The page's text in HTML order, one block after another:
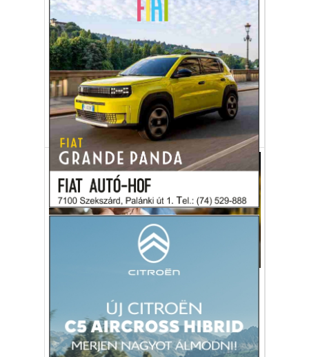
A Škoda bemutatta az Enyaq
iV kupéváltozatát, és az első
elektromos sportmodelljét
Kupéval és sportverzióval bővül a Škoda
villanyautó-kínálata.
Enyaq Coupé iV sportváltozat
kockázat nélkül
Ne azt takarítsd meg, amit nem költöttél el,
hanem költsd el azt, amit nem takarítottál